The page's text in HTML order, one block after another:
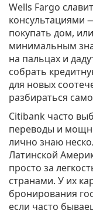
Wells Fargo
консультациями
покупать дом,
минимальным
на пальцах и
собрать
для новых
разбираться
Citibank часто
переводы и
лично знаю
Латинской
просто за
странами. У их
бронирования
если часто